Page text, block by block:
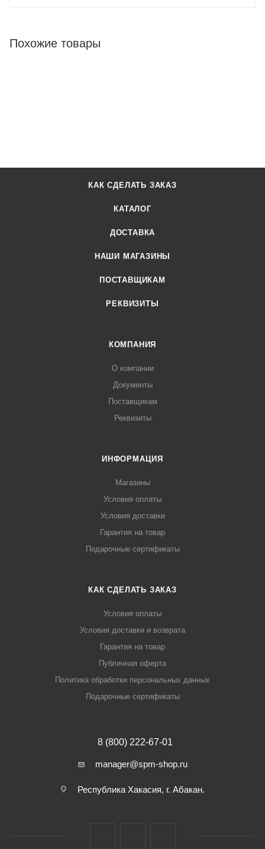
Похожие товары
КАК СДЕЛАТЬ ЗАКАЗ
КАТАЛОГ
ДОСТАВКА
НАШИ МАГАЗИНЫ
ПОСТАВЩИКАМ
РЕКВИЗИТЫ
КОМПАНИЯ
О компании
Документы
Поставщикам
Реквизиты
ИНФОРМАЦИЯ
Магазины
Условия оплаты
Условия доставки
Гарантия на товар
Подарочные сертификаты
КАК СДЕЛАТЬ ЗАКАЗ
Условия оплаты
Условия доставки и возврата
Гарантия на товар
Публичная оферта
Политика обработки персональных данных
Подарочные сертификаты
8 (800) 222-67-01
manager@spm-shop.ru
Республика Хакасия, г. Абакан.